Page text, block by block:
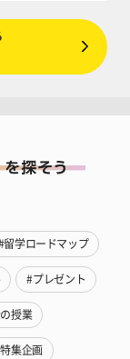
留学ロードマップ
#プレゼント
授業
集企画